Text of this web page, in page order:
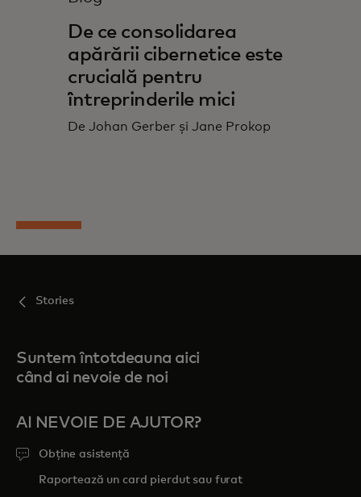
De ce consolidarea
apărării cibernetice este
crucială pentru
întreprinderile mici
De Johan Gerber și Jane Prokop
Stories
Suntem întotdeauna aici
când ai nevoie de noi
AI NEVOIE DE AJUTOR?
Obține asistență
Raportează un card pierdut sau furat